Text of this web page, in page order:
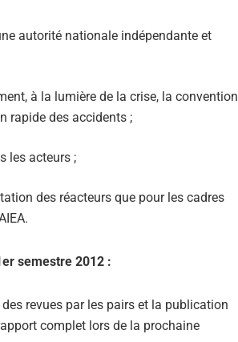
autorité nationale indépendante et
à la lumière de la crise, la convention
rapide des accidents ;
les acteurs ;
des réacteurs que pour les cadres
semestre 2012 :
revues par les pairs et la publication
complet lors de la prochaine